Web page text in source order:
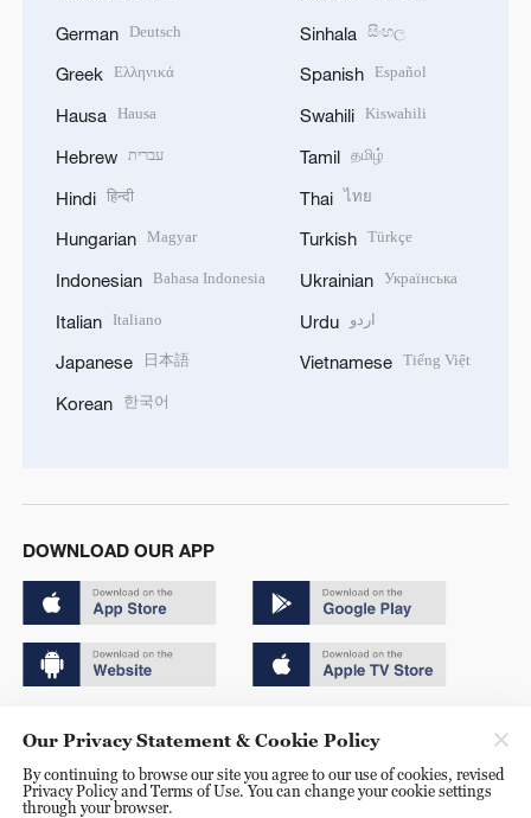
German Deutsch
Greek Ελληνικά
Hausa Hausa
Hebrew עברית
Hindi हिन्दी
Hungarian Magyar
Indonesian Bahasa Indonesia
Italian Italiano
Japanese 日本語
Korean 한국어
Sinhala සිංහල
Spanish Español
Swahili Kiswahili
Tamil தமிழ்
Thai ไทย
Turkish Türkçe
Ukrainian Українська
Urdu اردو
Vietnamese Tiếng Việt
DOWNLOAD OUR APP
京ICP备20000184号
京公网安备 11010502050052号
Our Privacy Statement & Cookie Policy
By continuing to browse our site you agree to our use of cookies, revised
Privacy Policy and Terms of Use. You can change your cookie settings
through your browser.